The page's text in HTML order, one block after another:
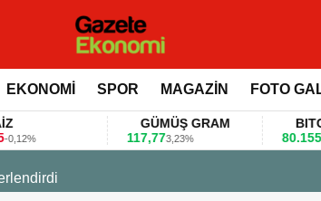
EKONOMİ SPOR MAGAZİN FOTO
GÜMÜŞ GRAM
3,23%
BITCOIN
80.155,00
0,36%